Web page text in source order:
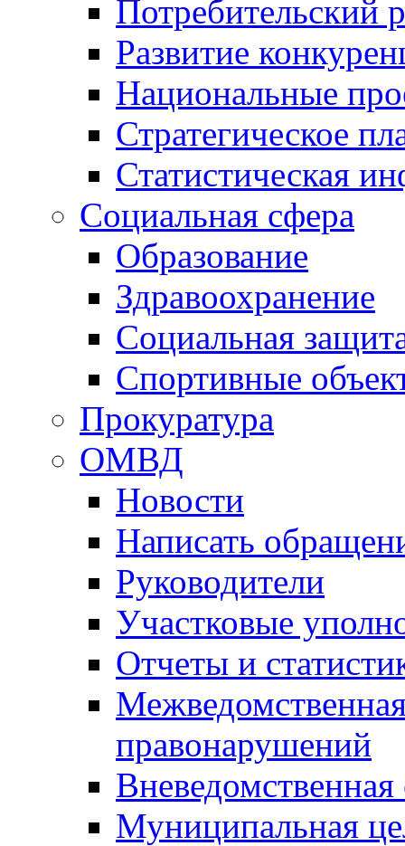
Потребительский
Развитие
Национальные
Стратегическое
Статистическая
Социальная сфера
Образование
Здравоохранение
Социальная
Спортивные
Прокуратура
ОМВД
Новости
Написать
Руководители
Участковые
Отчеты и
правонарушений
Вневедомственная
Муниципальная